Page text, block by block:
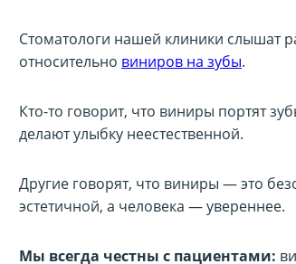
Стоматологи нашей клиники слышат
относительно виниров на зубы.
Кто-то говорит, что виниры портят
делают улыбку неестественной.
Другие говорят, что виниры — это
эстетичной, а человека — увереннее.
Мы всегда честны с пациентами: